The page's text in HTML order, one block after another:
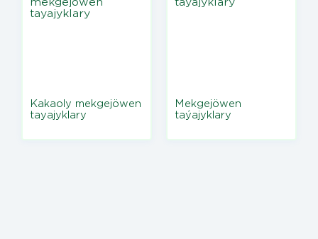
Kakaoly mekgejöwen
tayajyklary
Mekgejöwen
taýajyklary